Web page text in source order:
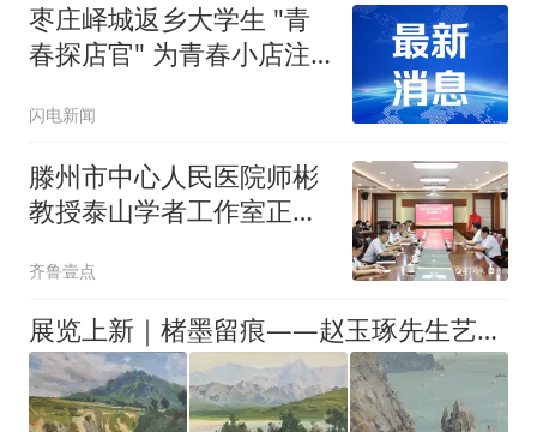
枣庄峄城返乡大学生 "青
春探店官" 为青春小店注
闪电新闻
滕州市中心人民医院师彬
教授泰山学者工作室正式
齐鲁壹点
展览上新｜楮墨留痕——赵玉琢先生艺术作品捐赠展（滕州巡展）